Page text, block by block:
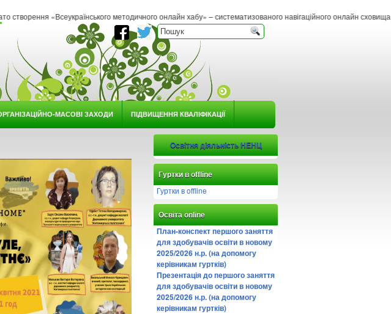
методичного онлайн хабу» – систематизованого навігаційного онлайн сховища
МАСОВІ ЗАХОДИ ПІДВИЩЕННЯ КВАЛІФІКАЦІЇ
Освітня діяльність НЕНЦ
Гуртки в offline
Гуртки в offline
Освіта online
План-конспект першого заняття
для здобувачів освіти в новому
2025/2026 н.р. (на допомогу
керівникам гуртків)
Презентація до першого заняття
для здобувачів освіти в новому
2025/2026 н.р. (на допомогу
керівникам гуртків)